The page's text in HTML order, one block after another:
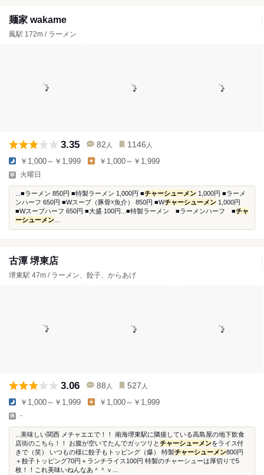
麺家 wakame
鳳駅 172m / ラーメン
3.35 82 人 1146 人
￥1,000～￥1,999 ￥1,000～￥1,999
火曜日
...■ラーメン 850円 ■特製ラーメン 1,000円 ■チャーシューメン 1,000円 ■ラーメ
ンハーフ 650円 ■Wスープ（豚骨☓魚介） 850円 ■Wチャーシューメン 1,000円
■Wスープハーフ 650円 ■大盛 100円...■特製ラーメン ■ラーメンハーフ ■チャ
ーシューメン
古潭 堺東店
堺東駅 47m / ラーメン、餃子、からあげ
3.06 88 人 527 人
￥1,000～￥1,999 ￥1,000～￥1,999
-
...美味しい関西 メチャエエで！！ 南海堺東駅に隣接している高島屋の地下飲食
店街のこちら！！ お腹が空いてたんでガッツリとチャーシューメンをライス付
きで（笑） いつもの様に餃子もトッピング（爆） 特製チャーシューメン800円
＋餃子トッピング70円＋ランチライス100円 特製のチャーシューは厚切りで5
枚！！これ美味いねんなあ＾＾ｖ...